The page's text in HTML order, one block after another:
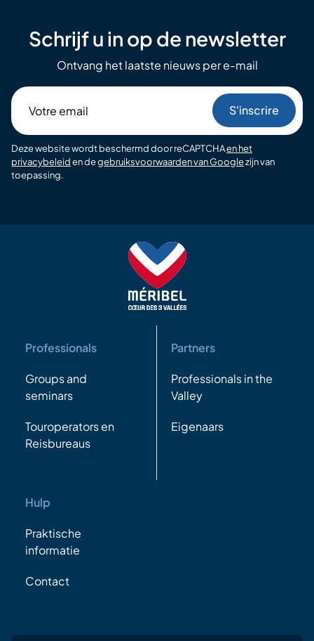
Schrijf u in op de newsletter
Ontvang het laatste nieuws per e-mail
email
Deze website wordt beschermd door reCAPTCHAen het
privacybeleiden degebruiksvoorwaarden van Googlezijn van
toepassing.
Professionals
Groups and
seminars
Touroperators en
Reisbureaus
Partners
Professionals in the
Valley
Eigenaars
Hulp
Praktische
informatie
Contact